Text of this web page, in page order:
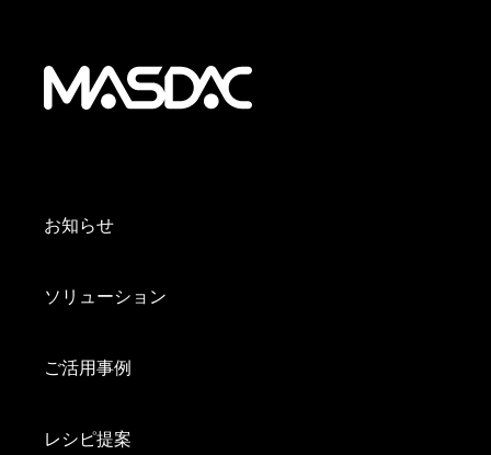
お知らせ
ソリューション
ご活用事例
レシピ提案